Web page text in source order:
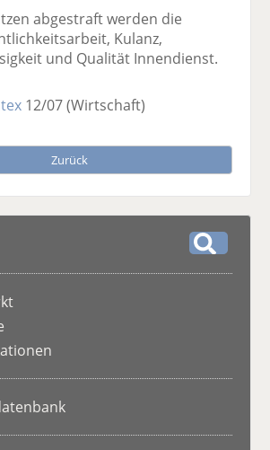
abgestraft werden die
Kulanz,
und Qualität Innendienst.
12/07(Wirtschaft)
Zurück